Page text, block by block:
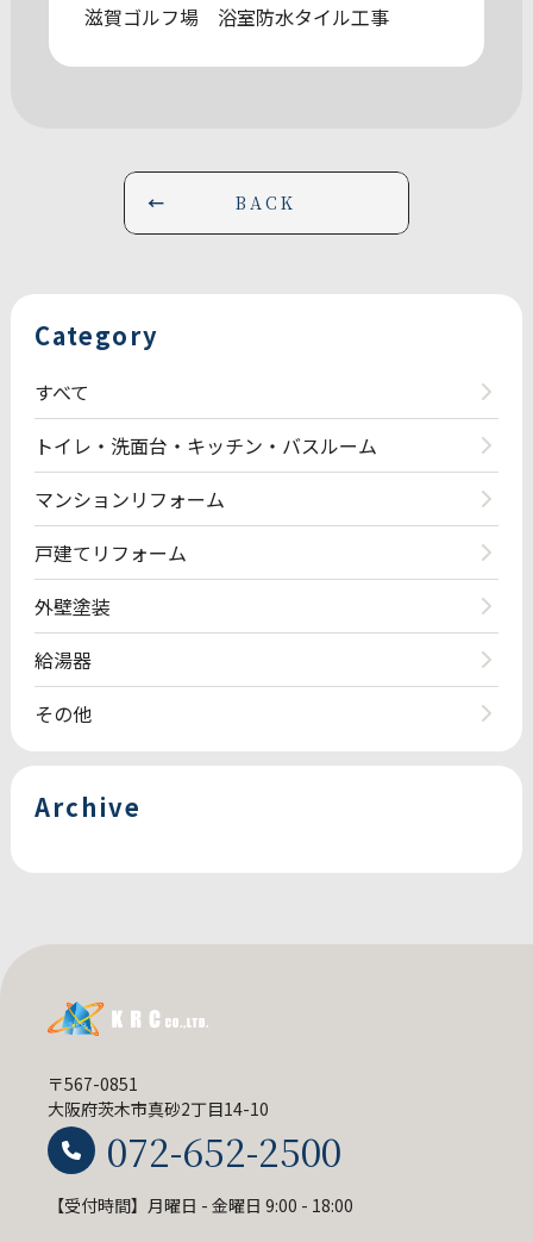
滋賀ゴルフ場 浴室防水タイル工事
BACK
Category
すべて
トイレ・洗面台・キッチン・バスルーム
マンションリフォーム
戸建てリフォーム
外壁塗装
給湯器
その他
Archive
〒567-0851
大阪府茨木市真砂2丁目14-10
072-652-2500
【受付時間】月曜日 - 金曜日 9:00 - 18:00